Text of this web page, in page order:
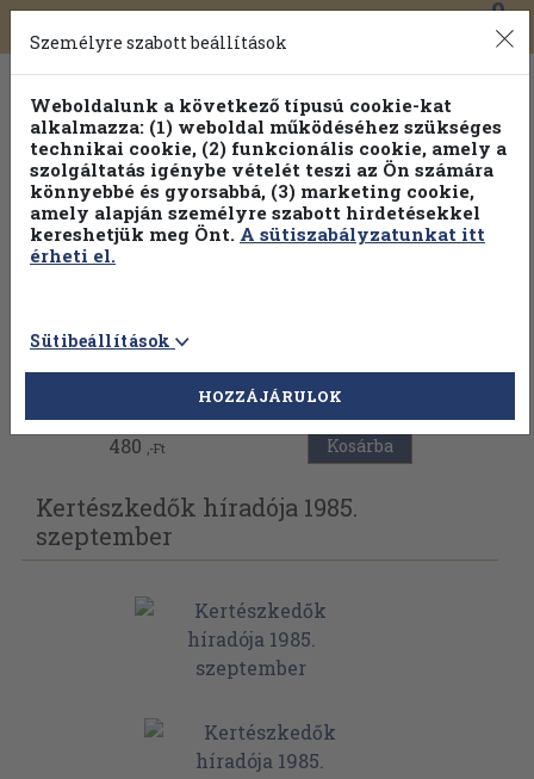
Toggle
navigation
0
Válogasson több mint 1.000.000 kiadványunk közül
100% kedvezménnyel!
Vissza az előző oldalra
480 ,-Ft Kosárba
Kertészkedők híradója 1985.
szeptember
Személyre szabott beállítások
Weboldalunk a következő típusú cookie-kat
alkalmazza: (1) weboldal működéséhez szükséges
technikai cookie, (2) funkcionális cookie, amely a
szolgáltatás igénybe vételét teszi az Ön számára
könnyebbé és gyorsabbá, (3) marketing cookie,
amely alapján személyre szabott hirdetésekkel
kereshetjük meg Önt. A sütiszabályzatunkat itt
érheti el.
Sütibeállítások
HOZZÁJÁRULOK